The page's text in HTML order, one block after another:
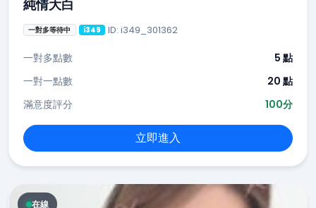
純情大白
一對多等待中 i349 ID: i349_301362
一對多點數
5 點
一對一點數
20 點
滿意度評分
100分
立即進入
在線